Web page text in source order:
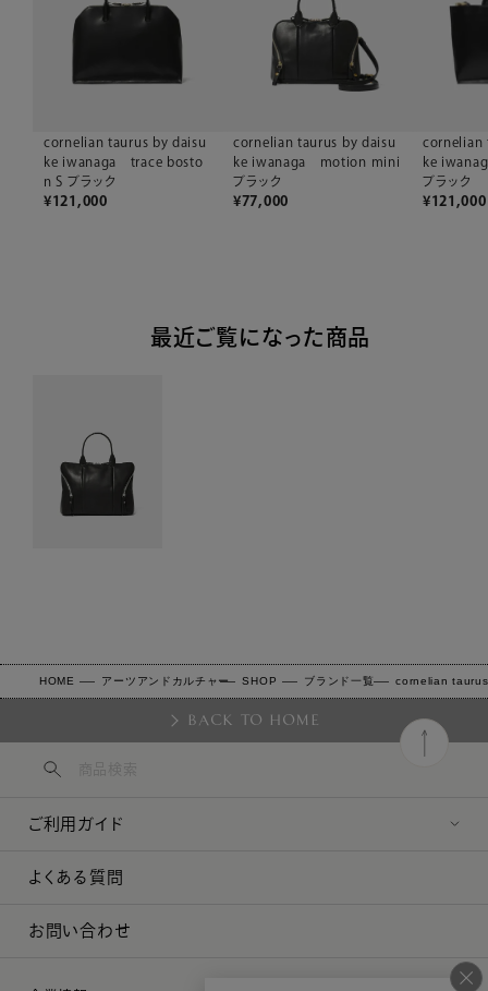
cornelian taurus by daisu
ke iwanaga trace bosto
n S ブラック
¥121,000
cornelian taurus by daisu
ke iwanaga motion mini
ブラック
¥77,000
cornelian
ke
ブラック
¥121,000
最近ご覧になった商品
HOME アーツアンドカルチャー SHOP ブランド一覧 cornelian
BACK TO HOME
ご利用ガイド
よくある質問
お問い合わせ